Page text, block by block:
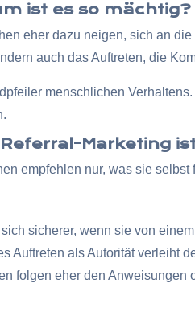
ist es so mächtig?
eher dazu neigen, sich an
auch das Auftreten, die
menschlichen
Marketing
empfehlen nur, was sie
sicherer, wenn sie von
Auftreten als Autorität verleiht
folgen eher den Anweisungen